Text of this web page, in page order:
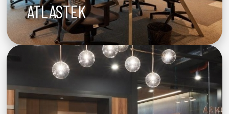
ATLASTEK